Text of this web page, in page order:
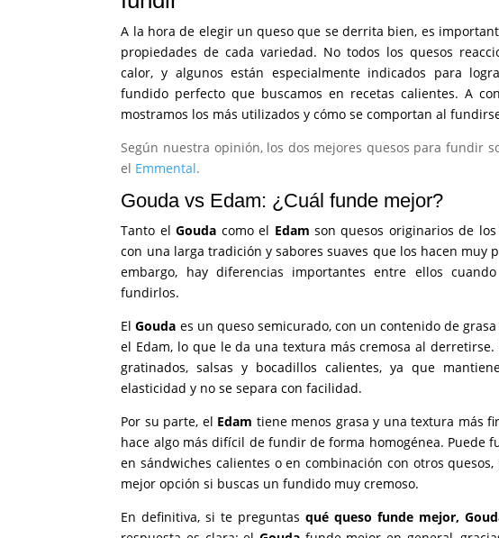
A la hora de elegir un queso que se derrita bien, es
propiedades de cada variedad. No todos los quesos
calor, y algunos están especialmente indicados para
fundido perfecto que buscamos en recetas calientes. A
mostramos los más utilizados y cómo se comportan al
Según nuestra opinión, los dos mejores quesos para fundir
el Emmental.
Gouda vs Edam: ¿Cuál funde mejor?
Tanto elGouda como el Edam son quesos originarios de los
con una larga tradición y sabores suaves que los hacen muy
embargo, hay diferencias importantes entre ellos
fundirlos.
ElGouda es un queso semicurado, con un contenido de
el Edam, lo que le da una textura más cremosa al derretirse.
gratinados, salsas y bocadillos calientes, ya que
elasticidad y no se separa con facilidad.
Por su parte, el Edam tiene menos grasa y una textura más
hace algo más difícil de fundir de forma homogénea. Puede
en sándwiches calientes o en combinación con otros quesos,
mejor opción si buscas un fundido muy cremoso.
En definitiva, si te preguntasqué queso funde mejor,